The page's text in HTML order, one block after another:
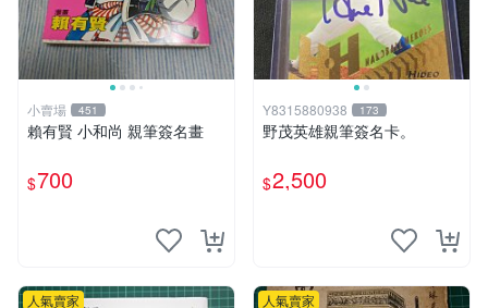
小賣場 451
賴有賢 小和尚 親筆簽名畫
$700
Y8315880938 173
野茂英雄親筆簽名卡。
$2,500
人氣賣家 人氣賣家